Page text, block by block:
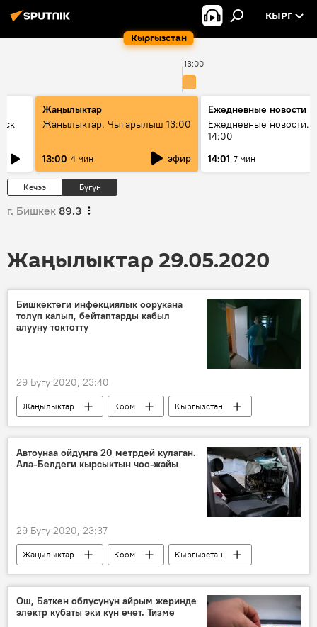
Кыргызстан
КЫРГ
13:00
Жаңылыктар
Жаңылыктар. Чыгарылыш 13:00
13:00 4 мин эфир
Ежедневные новости
Ежедневные новости.
14:00
14:01 7 мин
Кечээ Бүгүн
г. Бишкек 89.3
Жаңылыктар 29.05.2020
Бишкектеги инфекциялык оорукана
толуп калып, бейтаптарды кабыл
алууну токтотту
29 Бугу 2020, 23:40
Жаңылыктар Коом
Кыргызстан
Бишкек
Гүлжигит Аалиев
Жугуштуу оорулар боюнча республикалык клиника
Коронавируска байланыштуу Кыргызстандагы кырдаал
Автоунаа ойдуңга 20 метрдей кулаган.
Ала-Белдеги кырсыктын чоо-жайы
29 Бугу 2020, 23:37
Жаңылыктар Коом
Кыргызстан
Окуялар
унаа
кырсык
Токтогул
оорукана
жүргүнчү
2020-жылдын башынан бери Кыргызстанда болгон жол кырсыктар
Ош, Баткен облусунун айрым жеринде
электр кубаты эки күн өчөт. Тизме